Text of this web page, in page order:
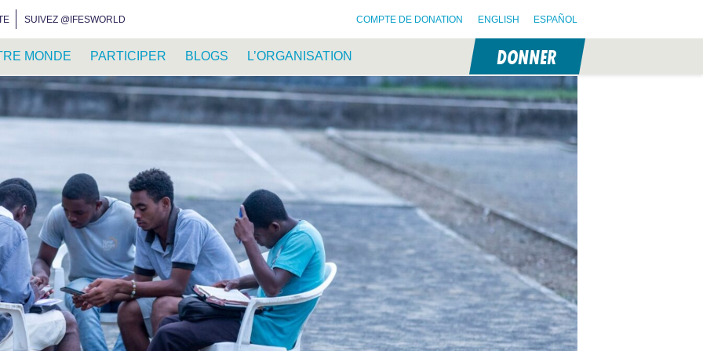
SUIVEZ @IFESWORLD COMPTE DE DONATION ENGLISH ESPAÑOL
MONDE PARTICIPER BLOGS L’ORGANISATION DONNER